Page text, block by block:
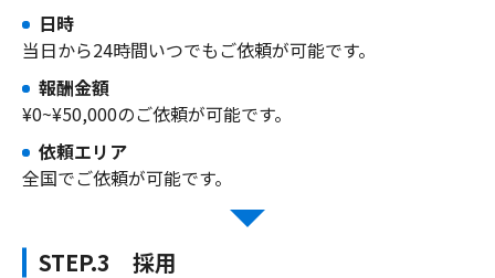
日時
当日から24時間いつでもご依頼が可能です。
報酬金額
¥0~¥50,000のご依頼が可能です。
依頼エリア
全国でご依頼が可能です。
STEP.3 採用